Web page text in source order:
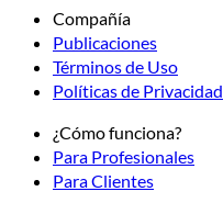
Compañía
Publicaciones
Términos de Uso
Políticas de Privacidad
¿Cómo funciona?
Para Profesionales
Para Clientes